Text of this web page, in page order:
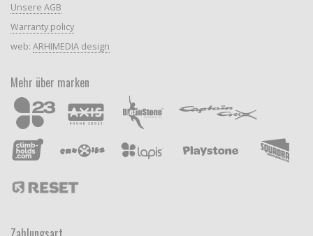
Unsere AGB
Warranty policy
web: ARHIMEDIA design
Mehr über marken